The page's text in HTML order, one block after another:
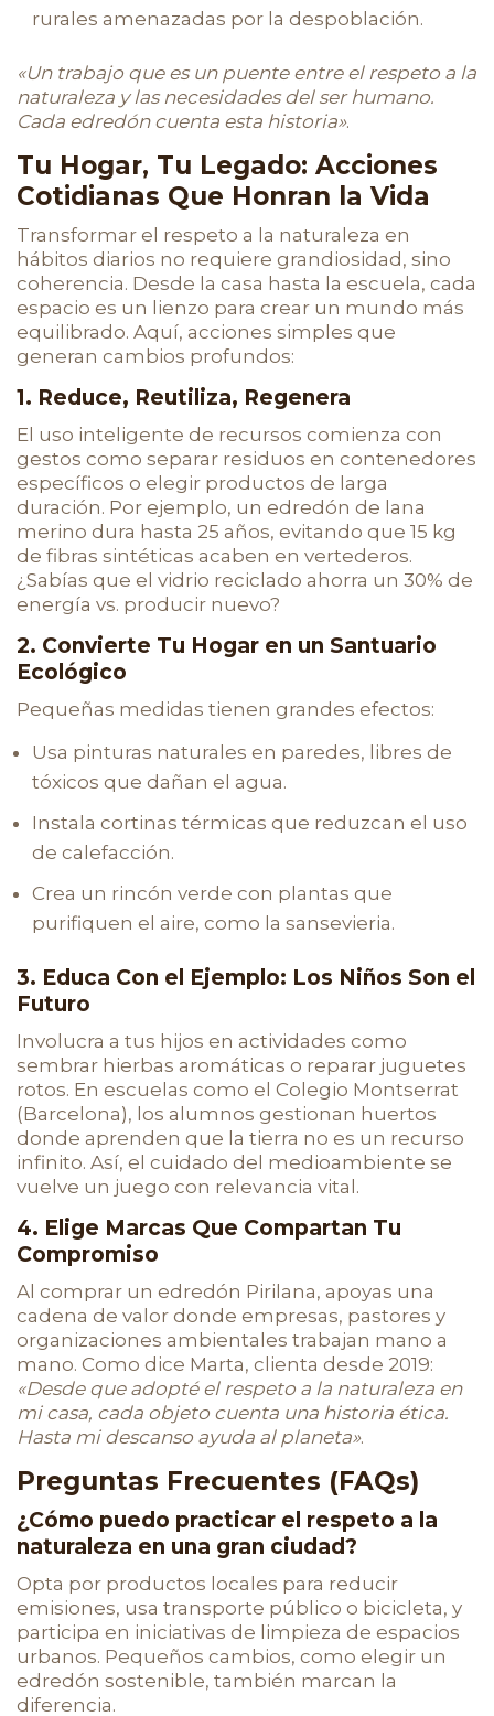
rurales amenazadas por la despoblación.
«Un trabajo que es un puente entre el respeto a la
naturaleza y las necesidades del ser humano.
Cada edredón cuenta esta historia».
Tu Hogar, Tu Legado: Acciones
Cotidianas Que Honran la Vida
Transformar el respeto a la naturaleza en
hábitos diarios no requiere grandiosidad, sino
coherencia. Desde la casa hasta la escuela, cada
espacio es un lienzo para crear un mundo más
equilibrado. Aquí, acciones simples que
generan cambios profundos:
1. Reduce, Reutiliza, Regenera
El uso inteligente de recursos comienza con
gestos como separar residuos en contenedores
específicos o elegir productos de larga
duración. Por ejemplo, un edredón de lana
merino dura hasta 25 años, evitando que 15 kg
de fibras sintéticas acaben en vertederos.
¿Sabías que el vidrio reciclado ahorra un 30% de
energía vs. producir nuevo?
2. Convierte Tu Hogar en un Santuario
Ecológico
Pequeñas medidas tienen grandes efectos:
Usa pinturas naturales en paredes, libres de
tóxicos que dañan el agua.
Instala cortinas térmicas que reduzcan el uso
de calefacción.
Crea un rincón verde con plantas que
purifiquen el aire, como la sansevieria.
3. Educa Con el Ejemplo: Los Niños Son el
Futuro
Involucra a tus hijos en actividades como
sembrar hierbas aromáticas o reparar juguetes
rotos. En escuelas como el Colegio Montserrat
(Barcelona), los alumnos gestionan huertos
donde aprenden que la tierra no es un recurso
infinito. Así, el cuidado del medioambiente se
vuelve un juego con relevancia vital.
4. Elige Marcas Que Compartan Tu
Compromiso
Al comprar un edredón Pirilana, apoyas una
cadena de valor donde empresas, pastores y
organizaciones ambientales trabajan mano a
mano. Como dice Marta, clienta desde 2019:
«Desde que adopté el respeto a la naturaleza en
mi casa, cada objeto cuenta una historia ética.
Hasta mi descanso ayuda al planeta».
Preguntas Frecuentes (FAQs)
¿Cómo puedo practicar el respeto a la
naturaleza en una gran ciudad?
Opta por productos locales para reducir
emisiones, usa transporte público o bicicleta, y
participa en iniciativas de limpieza de espacios
urbanos. Pequeños cambios, como elegir un
edredón sostenible, también marcan la
diferencia.